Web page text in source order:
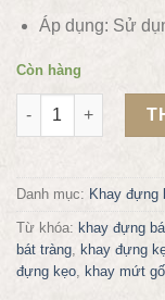
Áp dụng: Sử
Còn hàng
Khay đựng bánh
Danh mục: Khay đựng
Từ khóa: khay đựng
bát tràng
khay đựng
đựng kẹo
khay mứt